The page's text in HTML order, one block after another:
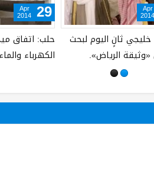
الطيران الحربي المصري يقصف
مواقع الجيش الحر في عمق
ليبيا بمساعدة روسية
29
Apr
2014